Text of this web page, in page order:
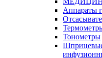
Аппараты
Тонометры